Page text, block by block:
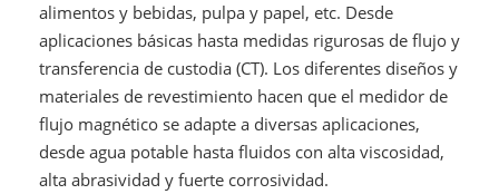
alimentos y bebidas, pulpa y papel, etc. Desde
aplicaciones básicas hasta medidas rigurosas de flujo y
transferencia de custodia (CT). Los diferentes diseños y
materiales de revestimiento hacen que el medidor de
flujo magnético se adapte a diversas aplicaciones,
desde agua potable hasta fluidos con alta viscosidad,
alta abrasividad y fuerte corrosividad.